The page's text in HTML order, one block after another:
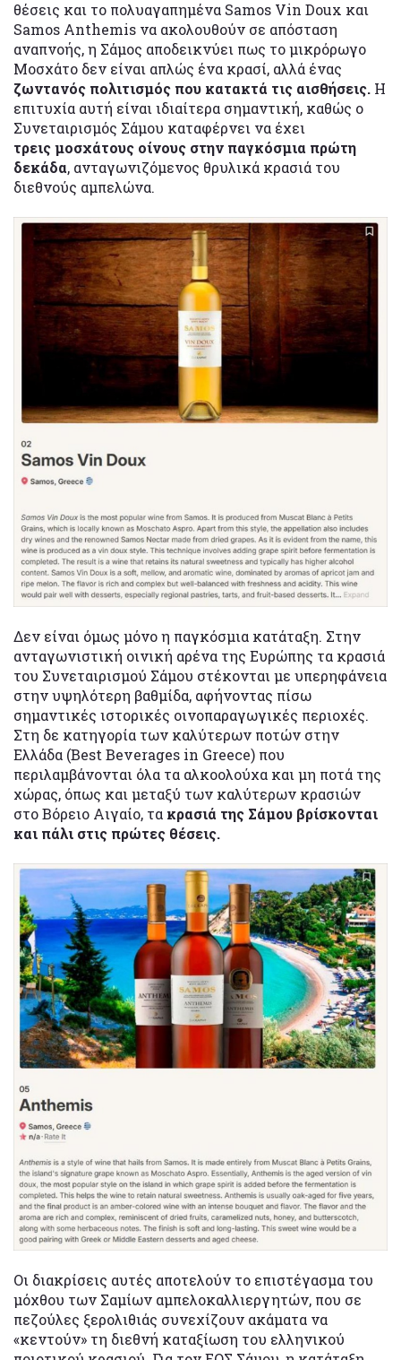
θέσεις και το πολυαγαπημένα Samos Vin Doux και
Samos Anthemis να ακολουθoύν σε απόσταση
αναπνοής, η Σάμος αποδεικνύει πως το μικρόρωγο
Μοσχάτο δεν είναι απλώς ένα κρασί, αλλά ένας
ζωντανός πολιτισμός που κατακτά τις αισθήσεις. Η
επιτυχία αυτή είναι ιδιαίτερα σημαντική, καθώς ο
Συνεταιρισμός Σάμου καταφέρνει να έχει
τρεις μοσχάτους οίνους στην παγκόσμια πρώτη
δεκάδα, ανταγωνιζόμενος θρυλικά κρασιά του
διεθνούς αμπελώνα.
Δεν είναι όμως μόνο η παγκόσμια κατάταξη. Στην
ανταγωνιστική οινική αρένα της Ευρώπης τα κρασιά
του Συνεταιρισμού Σάμου στέκονται με υπερηφάνεια
στην υψηλότερη βαθμίδα, αφήνοντας πίσω
σημαντικές ιστορικές οινοπαραγωγικές περιοχές.
Στη δε κατηγορία των καλύτερων ποτών στην
Ελλάδα (Best Beverages in Greece) που
περιλαμβάνονται όλα τα αλκοολούχα και μη ποτά της
χώρας, όπως και μεταξύ των καλύτερων κρασιών
στο Βόρειο Αιγαίο, τα κρασιά της Σάμου βρίσκονται
και πάλι στις πρώτες θέσεις.
Οι διακρίσεις αυτές αποτελούν το επιστέγασμα του
μόχθου των Σαμίων αμπελοκαλλιεργητών, που σε
πεζούλες ξερολιθιάς συνεχίζουν ακάματα να
«κεντούν» τη διεθνή καταξίωση του ελληνικού